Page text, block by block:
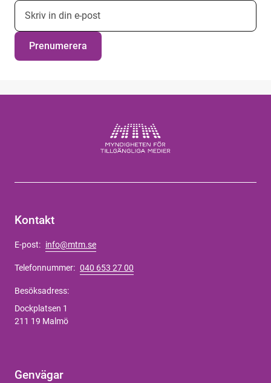
E-postadress nyhetsbrevsprenumeration
Prenumerera
Kontakt
E-post: info@mtm.se
Telefonnummer: 040 653 27 00
Besöksadress:
Dockplatsen 1
211 19 Malmö
Genvägar